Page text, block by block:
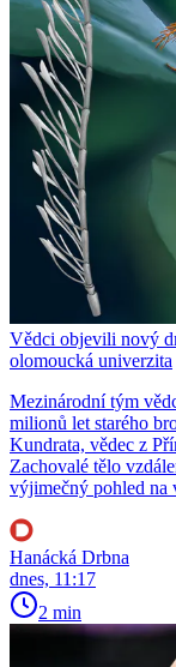
Vědci objevili nový
olomoucká univerzita
Mezinárodní tým
milionů let starého
Kundrata, vědec z
Zachovalé tělo
výjimečný pohled na
Hanácká Drbna
dnes, 11:17
2 min